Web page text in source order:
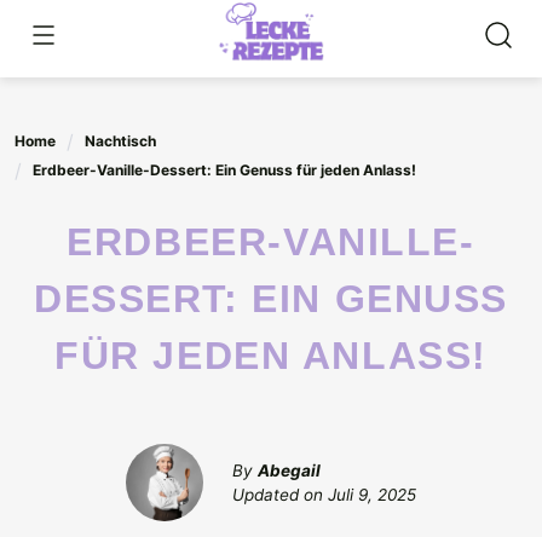
content
Home
Nachtisch
Erdbeer-Vanille-Dessert: Ein Genuss für jeden Anlass!
ERDBEER-VANILLE-
DESSERT: EIN GENUSS
FÜR JEDEN ANLASS!
By Abegail
Updated on Juli 9, 2025